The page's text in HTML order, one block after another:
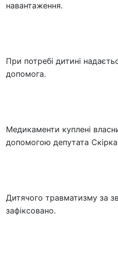
навантаження.
При потребі дитині
допомога.
Медикаменти куплені
допомогою депутата
Дитячого травматизму за
зафіксовано.